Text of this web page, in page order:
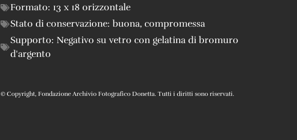
Formato: 13 x 18 orizzontale
Stato di conservazione: buona, compromessa
Supporto: Negativo su vetro con gelatina di bromuro
d'argento
© Copyright, Fondazione Archivio Fotografico Donetta. Tutti i diritti sono riservati.